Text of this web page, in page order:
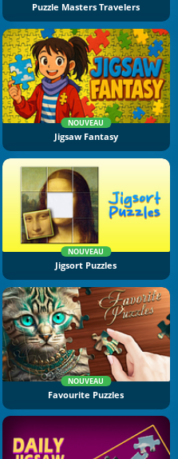
Puzzle Masters Travelers
NOUVEAU
Jigsaw Fantasy
NOUVEAU
Jigsort Puzzles
NOUVEAU
Favourite Puzzles